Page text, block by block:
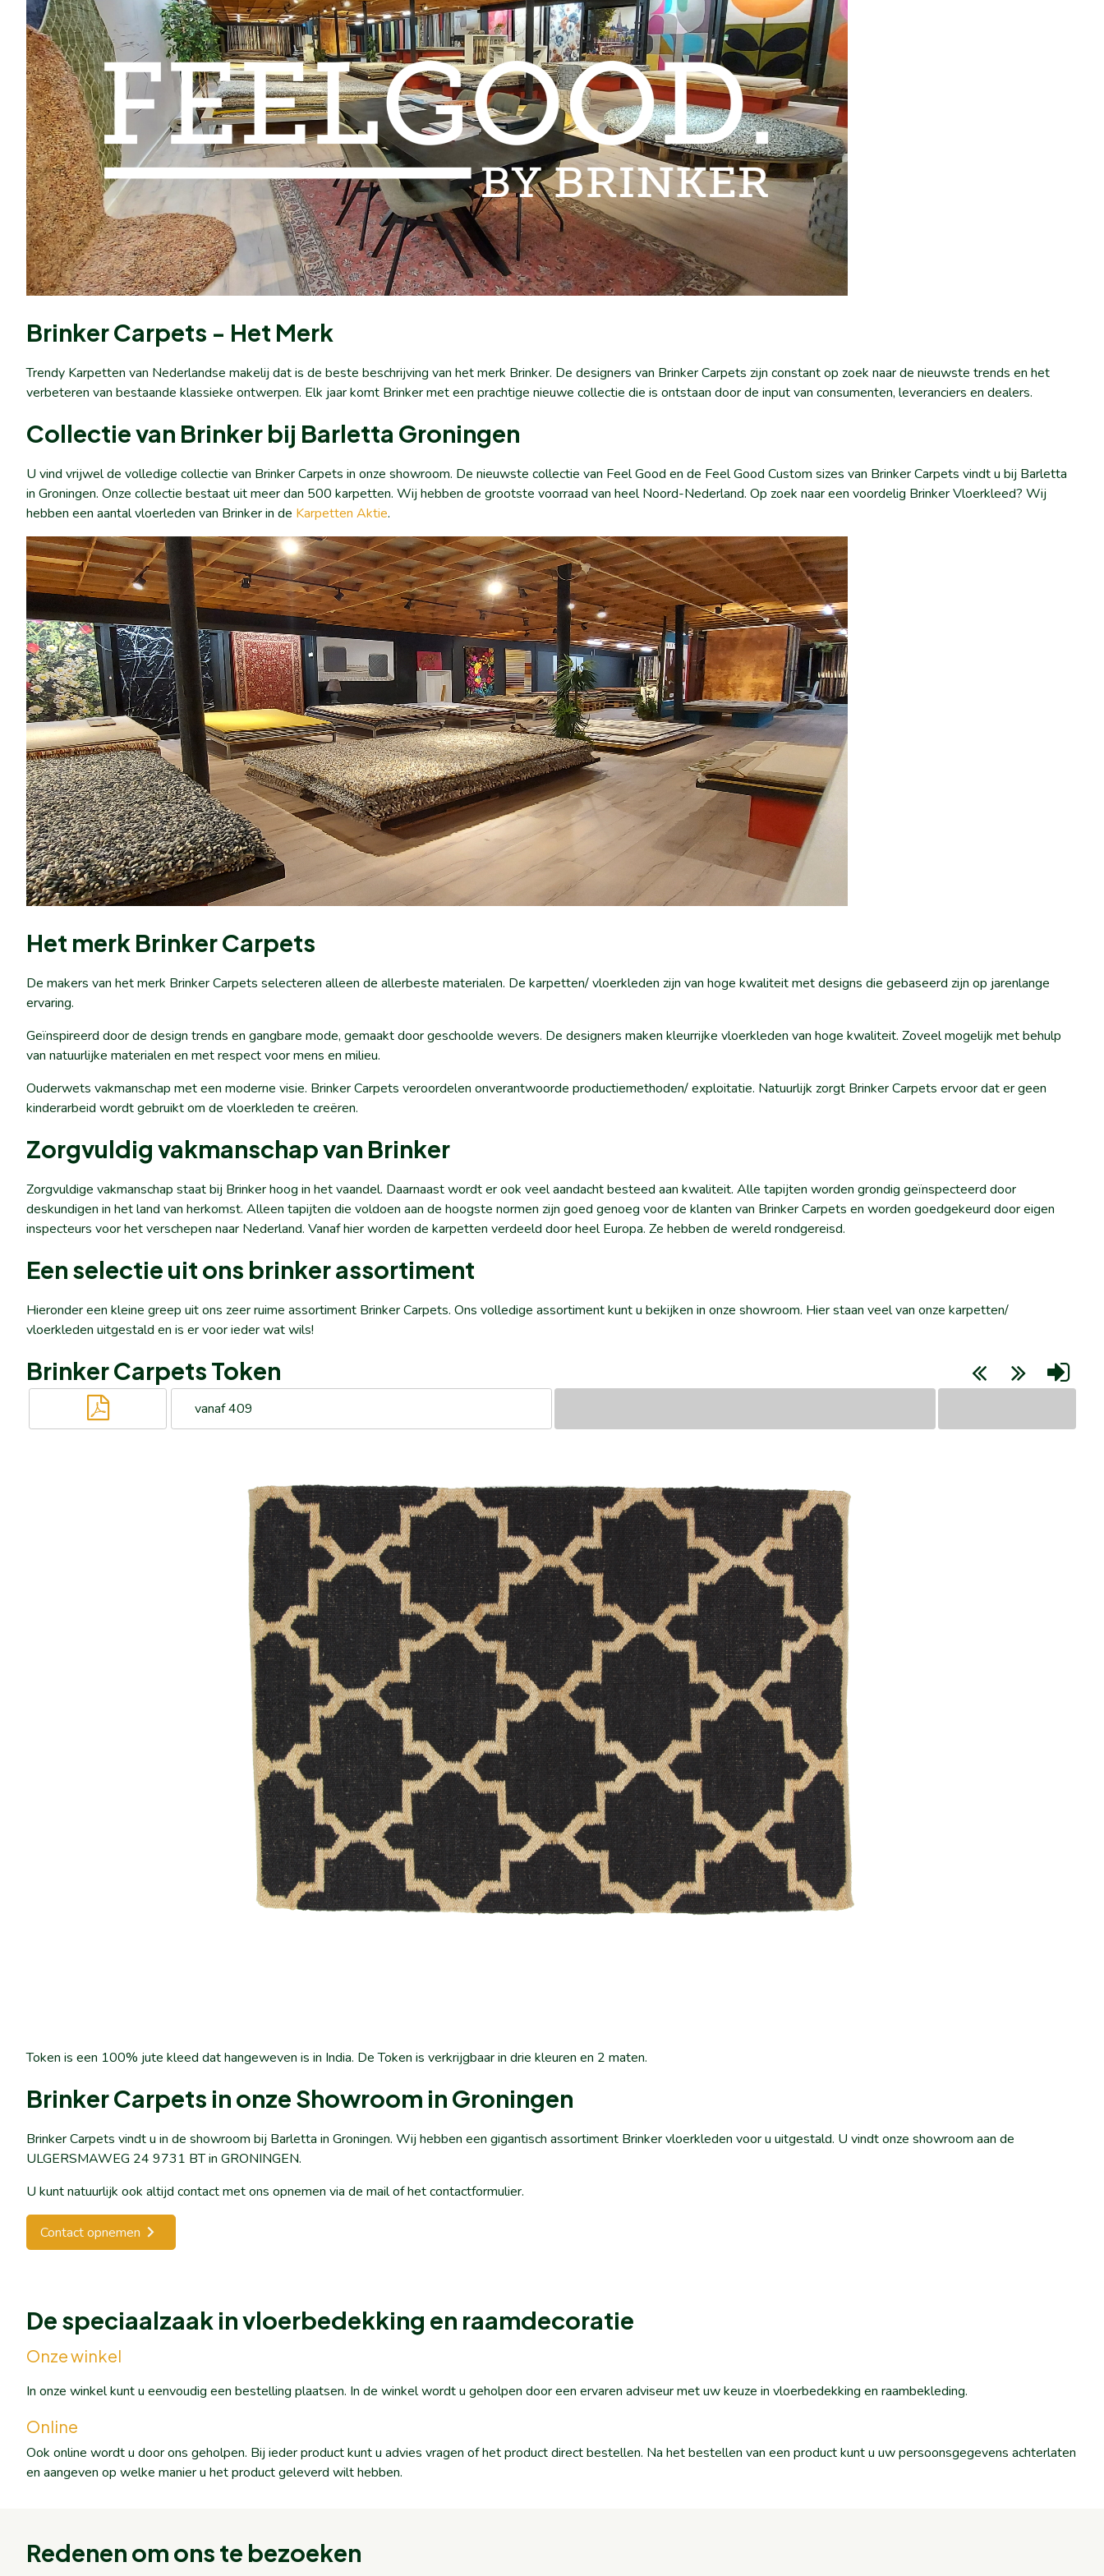
De speciaalzaak in vloerbedekking en raamdecoratie
Onze winkel
In onze winkel kunt u eenvoudig een bestelling plaatsen. In de winkel wordt u geholpen door een ervaren adviseur met uw keuze in vloerbedekking en raambekleding.
Online
Ook online wordt u door ons geholpen. Bij ieder product kunt u advies vragen of het product direct bestellen. Na het bestellen van een product kunt u uw persoonsgegevens achterlaten
en aangeven op welke manier u het product geleverd wilt hebben.
Redenen om ons te bezoeken
Brinker Carpets - Het Merk
Trendy Karpetten van Nederlandse makelij dat is de beste beschrijving van het merk Brinker. De designers van Brinker Carpets zijn constant op zoek naar de nieuwste trends en het
verbeteren van bestaande klassieke ontwerpen. Elk jaar komt Brinker met een prachtige nieuwe collectie die is ontstaan door de input van consumenten, leveranciers en dealers.
Collectie van Brinker bij Barletta Groningen
U vind vrijwel de volledige collectie van Brinker Carpets in onze showroom. De nieuwste collectie van Feel Good en de Feel Good Custom sizes van Brinker Carpets vindt u bij Barletta
in Groningen. Onze collectie bestaat uit meer dan 500 karpetten. Wij hebben de grootste voorraad van heel Noord-Nederland. Op zoek naar een voordelig Brinker Vloerkleed? Wij
hebben een aantal vloerleden van Brinker in de Karpetten Aktie.
Het merk Brinker Carpets
De makers van het merk Brinker Carpets selecteren alleen de allerbeste materialen. De karpetten/ vloerkleden zijn van hoge kwaliteit met designs die gebaseerd zijn op jarenlange
ervaring.
Geïnspireerd door de design trends en gangbare mode, gemaakt door geschoolde wevers. De designers maken kleurrijke vloerkleden van hoge kwaliteit. Zoveel mogelijk met behulp
van natuurlijke materialen en met respect voor mens en milieu.
Ouderwets vakmanschap met een moderne visie. Brinker Carpets veroordelen onverantwoorde productiemethoden/ exploitatie. Natuurlijk zorgt Brinker Carpets ervoor dat er geen
kinderarbeid wordt gebruikt om de vloerkleden te creëren.
Zorgvuldig vakmanschap van Brinker
Zorgvuldige vakmanschap staat bij Brinker hoog in het vaandel. Daarnaast wordt er ook veel aandacht besteed aan kwaliteit. Alle tapijten worden grondig geïnspecteerd door
deskundigen in het land van herkomst. Alleen tapijten die voldoen aan de hoogste normen zijn goed genoeg voor de klanten van Brinker Carpets en worden goedgekeurd door eigen
inspecteurs voor het verschepen naar Nederland. Vanaf hier worden de karpetten verdeeld door heel Europa. Ze hebben de wereld rondgereisd.
Een selectie uit ons brinker assortiment
Hieronder een kleine greep uit ons zeer ruime assortiment Brinker Carpets. Ons volledige assortiment kunt u bekijken in onze showroom. Hier staan veel van onze karpetten/
vloerkleden uitgestald en is er voor ieder wat wils!
Brinker Carpets Token
vanaf 409
Token is een 100% jute kleed dat hangeweven is in India. De Token is verkrijgbaar in drie kleuren en 2 maten.
Brinker Carpets in onze Showroom in Groningen
Brinker Carpets vindt u in de showroom bij Barletta in Groningen. Wij hebben een gigantisch assortiment Brinker vloerkleden voor u uitgestald. U vindt onze showroom aan de
ULGERSMAWEG 24 9731 BT in GRONINGEN.
U kunt natuurlijk ook altijd contact met ons opnemen via de mail of het contactformulier.
Contact opnemen